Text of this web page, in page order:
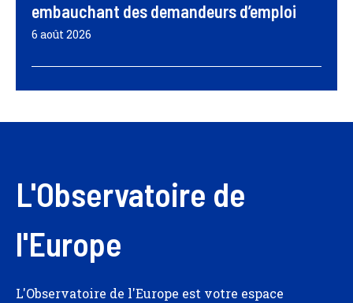
embauchant des demandeurs d’emploi
6 août 2026
L'Observatoire de
l'Europe
L'Observatoire de l'Europe est votre espace